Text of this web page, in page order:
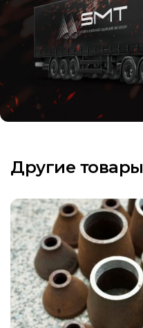
Другие товары